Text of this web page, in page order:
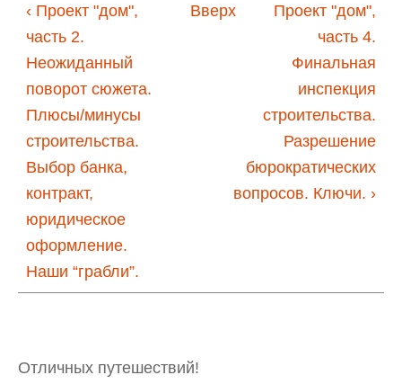
‹ Проект "дом",
часть 2.
Неожиданный
поворот сюжета.
Плюсы/минусы
строительства.
Выбор банка,
контракт,
юридическое
оформление.
Наши “грабли”.
Вверх
Проект "дом",
часть 4.
Финальная
инспекция
строительства.
Разрешение
бюрократических
вопросов. Ключи. ›
Отличных путешествий!